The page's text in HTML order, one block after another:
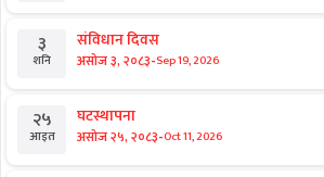
३
शनि
संविधान दिवस
असोज ३, २०८३-Sep 19, 2026
२५
आइत
घटस्थापना
असोज २५, २०८३-Oct 11, 2026